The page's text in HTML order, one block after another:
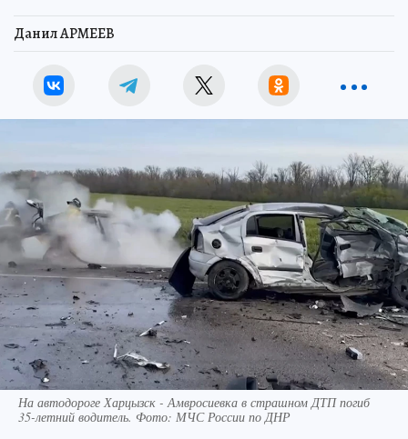
Данил АРМЕЕВ
На автодороге Харцызск - Амвросиевка в страшном ДТП погиб
35-летний водитель. Фото: МЧС России по ДНР